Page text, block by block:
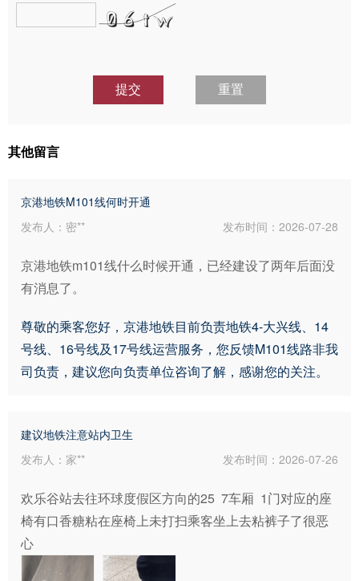
提交 重置
其他留言
京港地铁M101线何时开通
发布人：密**
发布时间：2026-07-28
京港地铁m101线什么时候开通，已经建设了两年后面没
有消息了。
尊敬的乘客您好，京港地铁目前负责地铁4-大兴线、14
号线、16号线及17号线运营服务，您反馈M101线路非我
司负责，建议您向负责单位咨询了解，感谢您的关注。
建议地铁注意站内卫生
发布人：家**
发布时间：2026-07-26
欢乐谷站去往环球度假区方向的25  7车厢  1门对应的座
椅有口香糖粘在座椅上未打扫乘客坐上去粘裤子了很恶
心